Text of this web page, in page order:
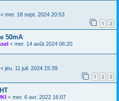
« mer. 18 sept. 2024 20:53
1 2
50mA
« mer. 14 août 2024 06:20
« jeu. 11 juil. 2024 15:39
1 2 3
« mer. 6 avr. 2022 16:07